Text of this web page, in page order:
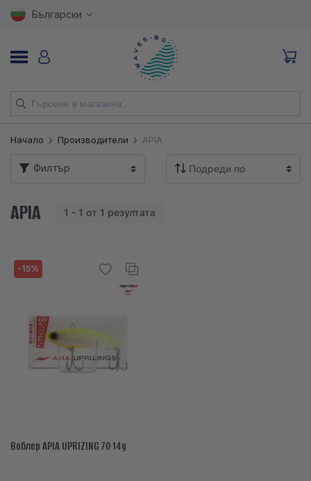
Български
НОВИ
ВЪДИЦИ
КУКИ
АКСЕСОАРИ
ОБЛЕКЛО
ЛЮБИМИ
Начало Производители APIA
Филтър
APIA 1 - 1 от 1 резултата
-15%
Воблер APIA UPRIZING 70 14g